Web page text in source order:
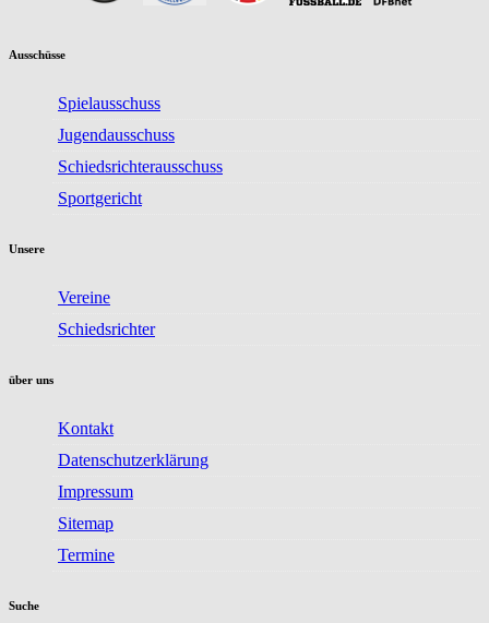
Ausschüsse
Spielausschuss
Jugendausschuss
Schiedsrichterausschuss
Sportgericht
Unsere
Vereine
Schiedsrichter
über uns
Kontakt
Datenschutzerklärung
Impressum
Sitemap
Termine
Suche